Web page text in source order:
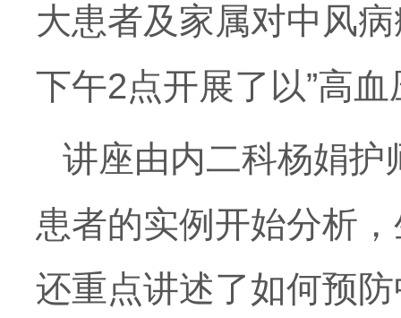
大患者及家属对中风
下午2点开展了 以”高
讲座由内二科杨娟护
患者的实例开始分析
还重点讲述了如何预防